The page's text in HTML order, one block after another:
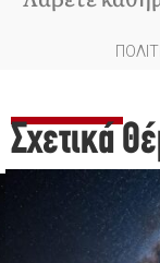
Σχετικά